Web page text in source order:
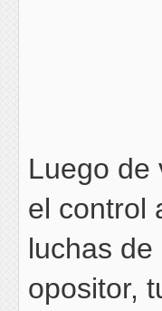
Luego de
el control
luchas
opositor,